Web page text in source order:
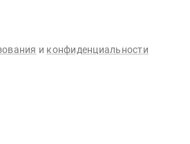
и конфиденциальности